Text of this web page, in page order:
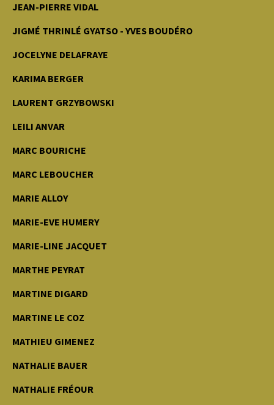
JEAN-PIERRE VIDAL
JIGMÉ THRINLÉ GYATSO - YVES BOUDÉRO
JOCELYNE DELAFRAYE
KARIMA BERGER
LAURENT GRZYBOWSKI
LEILI ANVAR
MARC BOURICHE
MARC LEBOUCHER
MARIE ALLOY
MARIE-EVE HUMERY
MARIE-LINE JACQUET
MARTHE PEYRAT
MARTINE DIGARD
MARTINE LE COZ
MATHIEU GIMENEZ
NATHALIE BAUER
NATHALIE FRÉOUR